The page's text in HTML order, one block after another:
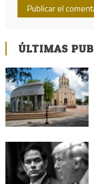
ÚLTIMAS